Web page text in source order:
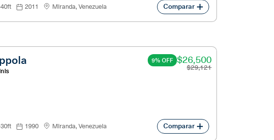
2011 Miranda, Venezuela Comparar
9% OFF $26,500
$29,121
1990 Miranda, Venezuela Comparar